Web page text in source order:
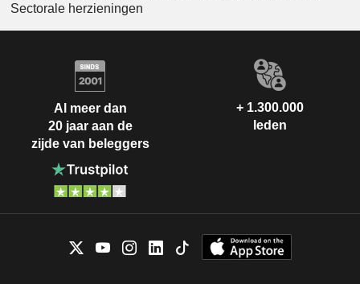
Sectorale herzieningen
Al meer dan
20 jaar aan de
zijde van beleggers
+ 1.300.000
leden